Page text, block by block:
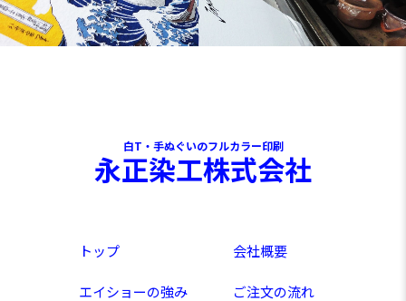
白T・手ぬぐいのフルカラー印刷
永正染工株式会社
トップ
エイショーの強み
会社概要
ご注文の流れ